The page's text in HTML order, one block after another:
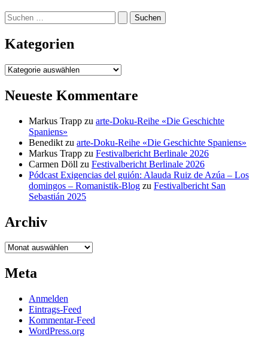
Suchen
nach:
Kategorien
Kategorien
Neueste Kommentare
Markus Trapp zu arte-Doku-Reihe «Die Geschichte
Spaniens»
Benedikt zu arte-Doku-Reihe «Die Geschichte Spaniens»
Markus Trapp zu Festivalbericht Berlinale 2026
Carmen Döll zu Festivalbericht Berlinale 2026
Pódcast Exigencias del guión: Alauda Ruiz de Azúa – Los
domingos – Romanistik-Blog zu Festivalbericht San
Sebastián 2025
Archiv
Archiv
Meta
Anmelden
Eintrags-Feed
Kommentar-Feed
WordPress.org